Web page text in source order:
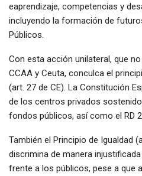
eaprendizaje, competencias y
incluyendo la formación de
Públicos.
Con esta acción unilateral, que
CCAA y Ceuta, conculca el
(art. 27 de CE). La Constitución
de los centros privados
fondos públicos, así como el RD
También el Principio de Igualdad
discrimina de manera
frente a los públicos, pese a que